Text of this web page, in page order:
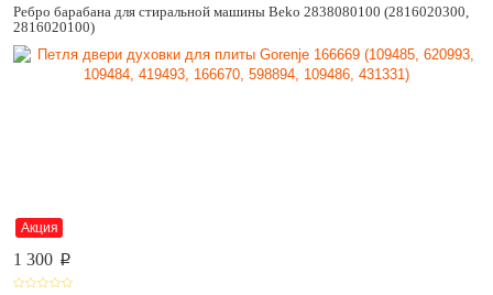
Ребро барабана для стиральной машины Beko 2838080100 (2816020300,
2816020100)
Акция
1 300 p